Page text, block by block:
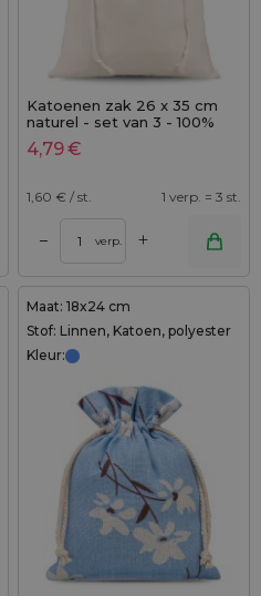
Katoenen zak 26 x 35 cm
naturel - set van 3 - 100%
katoen
4,79€
1,60 € / st. 1 verp. = 3 st.
– verp. +
Maat: 18x24 cm
Stof: Linnen, Katoen, polyester
Kleur: